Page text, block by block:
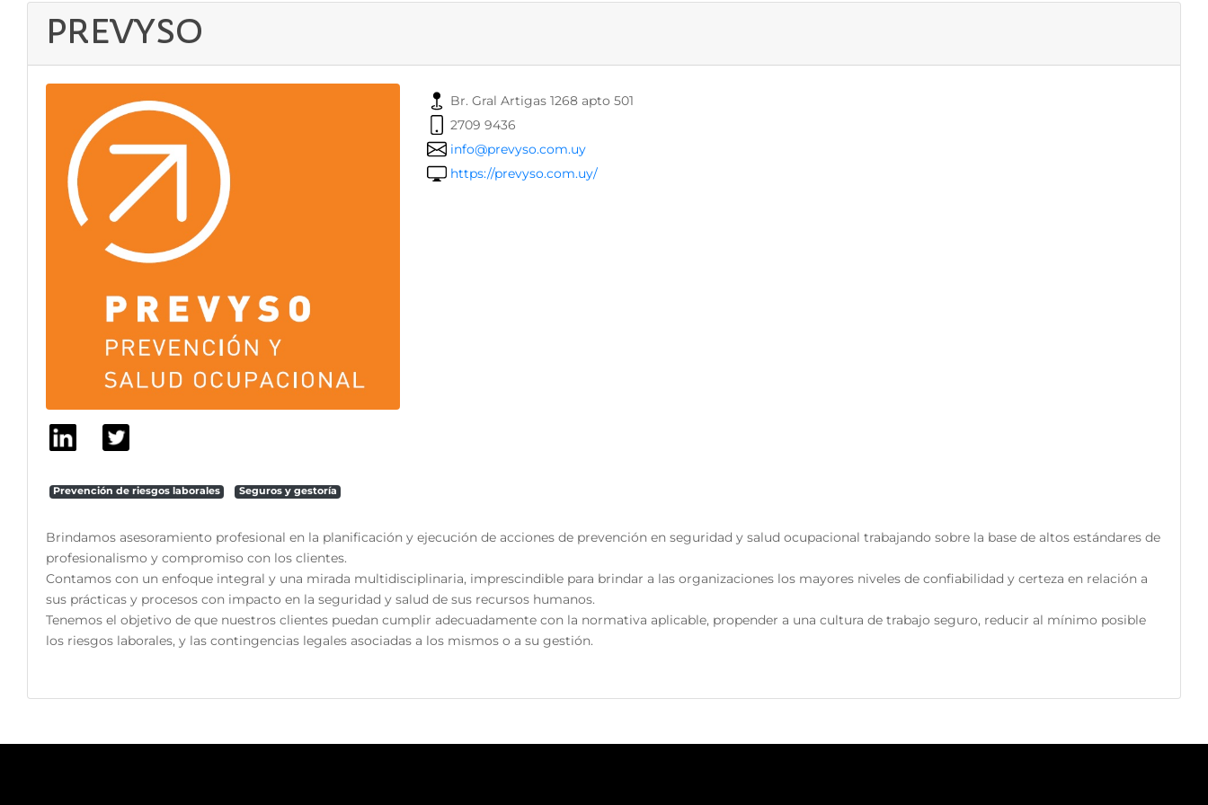
PREVYSO
Br. Gral Artigas 1268 apto 501
2709 9436
info@prevyso.com.uy
https://prevyso.com.uy/
Prevención de riesgos laborales Seguros y gestoría
Brindamos asesoramiento profesional en la planificación y ejecución de acciones de prevención en seguridad y salud ocupacional trabajando sobre la base de altos estándares de
profesionalismo y compromiso con los clientes.
Contamos con un enfoque integral y una mirada multidisciplinaria, imprescindible para brindar a las organizaciones los mayores niveles de confiabilidad y certeza en relación a
sus prácticas y procesos con impacto en la seguridad y salud de sus recursos humanos.
Tenemos el objetivo de que nuestros clientes puedan cumplir adecuadamente con la normativa aplicable, propender a una cultura de trabajo seguro, reducir al mínimo posible
los riesgos laborales, y las contingencias legales asociadas a los mismos o a su gestión.